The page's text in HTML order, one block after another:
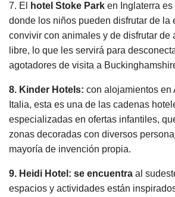
7. El hotel Stoke Park en Inglaterra es
donde los niños pueden disfrutar de la
convivir con animales y de disfrutar de
libre, lo que les servirá para
agotadores de visita a
8. Kinder Hotels: con alojamientos en
Italia, esta es una de las cadenas
especializadas en ofertas infantiles,
zonas decoradas con diversos
mayoría de invención propia.
9. Heidi Hotel: se encuentra al
espacios y actividades están